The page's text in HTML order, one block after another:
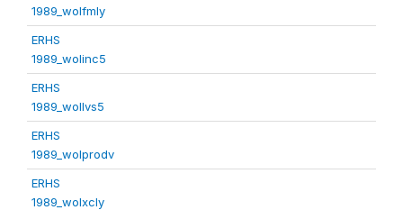
1989_wolfmly
ERHS
1989_wolinc5
ERHS
1989_wollvs5
ERHS
1989_wolprodv
ERHS
1989_wolxcly